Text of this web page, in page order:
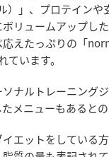
）」、プロテイン
リュームアップし
えたっぷりの「
ています。
ナルトレーニング
メニューもあるとの
イエットをしている